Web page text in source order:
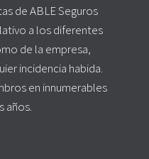
de ABLE Seguros
a los diferentes
de la empresa,
incidencia habida.
en innumerables
años.